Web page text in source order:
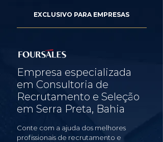
EXCLUSIVO PARA EMPRESAS
Empresa especializada
em Consultoria de
Recrutamento e Seleção
em Serra Preta, Bahia
Conte com a ajuda dos melhores
profissionais de recrutamento e